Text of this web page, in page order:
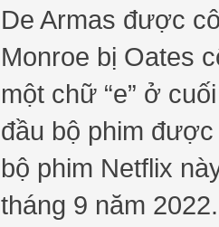
De Armas được
Monroe bị Oates
một chữ “e” ở
đầu bộ phim
bộ phim Netflix
tháng 9 năm